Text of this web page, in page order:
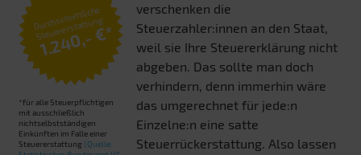
Durchschnittliche
Steuererstattung:
1.240,- €*
*für alle Steuerpflichtigen
mit ausschließlich
nichtselbstständigen
Einkünften im Falle einer
Steuererstattung (Quelle:
verschenken die
Steuerzahler:innen an den Staat,
weil sie Ihre Steuererklärung nicht
abgeben. Das sollte man doch
verhindern, denn immerhin wäre
das umgerechnet für jede:n
Einzelne:n eine satte
Steuerrückerstattung. Also lassen